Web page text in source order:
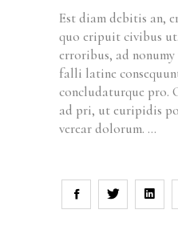
Est diam debitis an,
quo eripuit civibus
erroribus, ad
falli latine
concludaturque pro.
ad pri, ut euripidis
verear dolorum.